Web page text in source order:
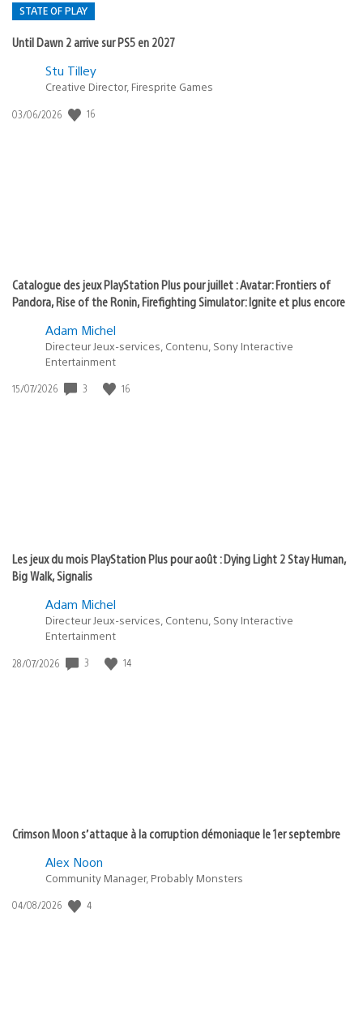
STATE OF PLAY
Until Dawn 2 arrive sur PS5 en 2027
Postée
:
state
Stu Tilley
Creative Director, Firesprite Games
Date
03/06/2026 16
Catalogue des jeux PlayStation Plus pour juillet : Avatar: Frontiers of
Pandora, Rise of the Ronin, Firefighting Simulator: Ignite et plus encore
Adam Michel
Directeur Jeux-services, Contenu, Sony Interactive
Entertainment
Date
15/07/2026 3 16
Les jeux du mois PlayStation Plus pour août : Dying Light 2 Stay Human,
Big Walk, Signalis
Adam Michel
Directeur Jeux-services, Contenu, Sony Interactive
Entertainment
Date
28/07/2026 3 14
Crimson Moon s’attaque à la corruption démoniaque le 1er septembre
Alex Noon
Community Manager, Probably Monsters
Date
04/08/2026 4